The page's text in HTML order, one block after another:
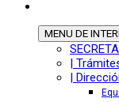
MENU DE
|
|